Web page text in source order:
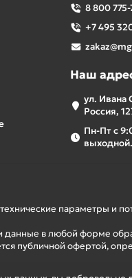
8 800
+7 495
Наш
ул. Ивана
Россия,
Пн-Пт с
выходной.
параметры и
данные в любой форме
публичной офертой,